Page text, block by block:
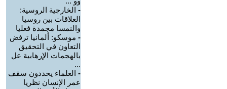
- الخارجية الروسية:
العلاقات بين روسيا
والنمسا مجمدة فعليا
- موسكو: ألمانيا ترفض
التعاون في التحقيق
بالهجمات الإرهابية عل
...
- العلماء يحددون سقف
عمر الإنسان نظريا